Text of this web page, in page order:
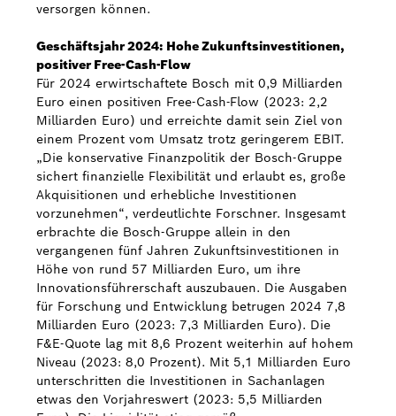
versorgen können.
Geschäftsjahr 2024: Hohe Zukunftsinvestitionen,
positiver Free-Cash-Flow
Für 2024 erwirtschaftete Bosch mit 0,9 Milliarden
Euro einen positiven Free-Cash-Flow (2023: 2,2
Milliarden Euro) und erreichte damit sein Ziel von
einem Prozent vom Umsatz trotz geringerem EBIT.
„Die konservative Finanzpolitik der Bosch-Gruppe
sichert finanzielle Flexibilität und erlaubt es, große
Akquisitionen und erhebliche Investitionen
vorzunehmen“, verdeutlichte Forschner. Insgesamt
erbrachte die Bosch-Gruppe allein in den
vergangenen fünf Jahren Zukunftsinvestitionen in
Höhe von rund 57 Milliarden Euro, um ihre
Innovationsführerschaft auszubauen. Die Ausgaben
für Forschung und Entwicklung betrugen 2024 7,8
Milliarden Euro (2023: 7,3 Milliarden Euro). Die
F&E-Quote lag mit 8,6 Prozent weiterhin auf hohem
Niveau (2023: 8,0 Prozent). Mit 5,1 Milliarden Euro
unterschritten die Investitionen in Sachanlagen
etwas den Vorjahreswert (2023: 5,5 Milliarden